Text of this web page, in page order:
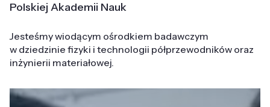
Polskiej Akademii Nauk
Jesteśmy wiodącym ośrodkiem badawczym
w dziedzinie fizyki i technologii półprzewodników oraz
inżynierii materiałowej.